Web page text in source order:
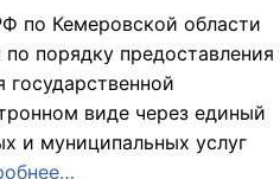
по Кемеровской области
порядку предоставления
государственной
виде через единый
и муниципальных услуг